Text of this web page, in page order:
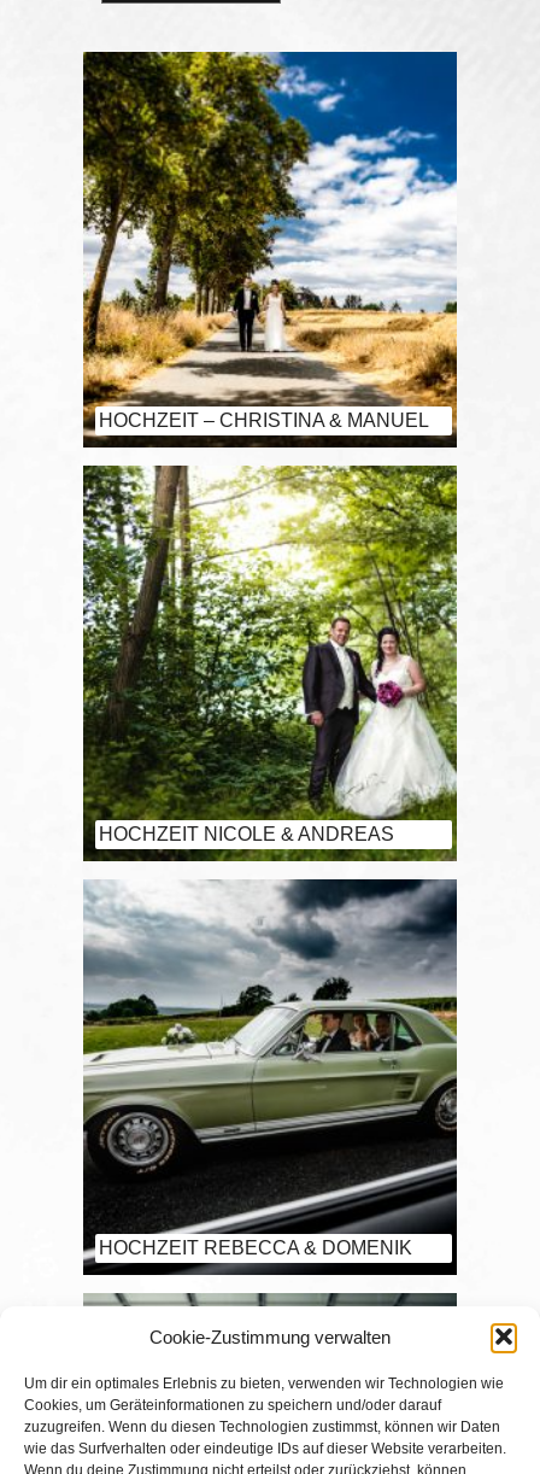
Cookie-Zustimmung verwalten
Um dir ein optimales Erlebnis zu bieten, verwenden wir Technologien wie
Cookies, um Geräteinformationen zu speichern und/oder darauf
zuzugreifen. Wenn du diesen Technologien zustimmst, können wir Daten
wie das Surfverhalten oder eindeutige IDs auf dieser Website verarbeiten.
Wenn du deine Zustimmung nicht erteilst oder zurückziehst, können
HOCHZEIT – CHRISTINA & MANUEL
HOCHZEIT NICOLE & ANDREAS
HOCHZEIT REBECCA & DOMENIK